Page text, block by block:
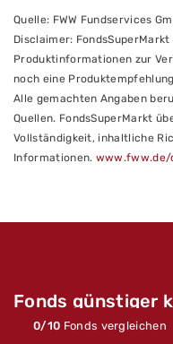
0/10 Fonds vergleichen
Quelle: FWW Fundservices
Disclaimer:
Produktinformationen zur
noch eine
Alle gemachten Angaben
Quellen. FondsSuperMarkt
Vollständigkeit, inhaltliche
Informationen. www.fww.de/
Fonds günstiger